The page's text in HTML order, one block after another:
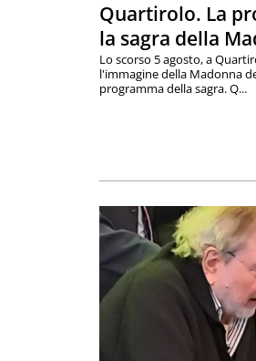
Quartirolo. La
la sagra della
Lo scorso 5 agosto, a
l'immagine della Madonna
programma della sagra. Q...